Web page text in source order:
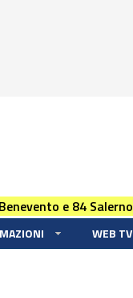
e 84 Salerno
WEB TV